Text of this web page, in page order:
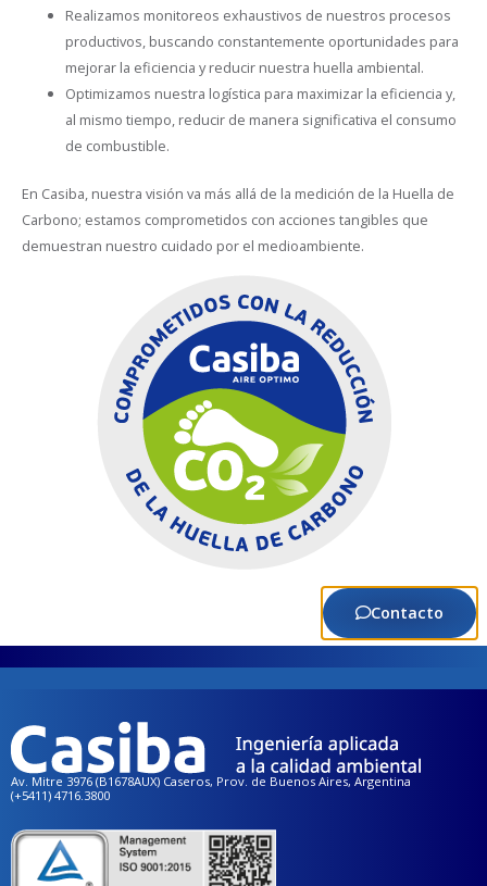
Realizamos monitoreos exhaustivos de nuestros procesos
productivos, buscando constantemente oportunidades para
mejorar la eficiencia y reducir nuestra huella ambiental.
Optimizamos nuestra logística para maximizar la eficiencia y,
al mismo tiempo, reducir de manera significativa el consumo
de combustible.
En Casiba, nuestra visión va más allá de la medición de la Huella de
Carbono; estamos comprometidos con acciones tangibles que
demuestran nuestro cuidado por el medioambiente.
Av. Mitre 3976 (B1678AUX) Caseros, Prov. de Buenos Aires, Argentina
(+5411) 4716.3800
Contacto